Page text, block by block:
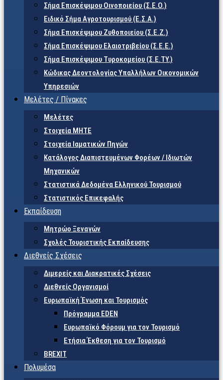
Σήμα Επισκέψιμου Οινοποιείου (Σ.Ε.Ο.)
Ειδικό Σήμα Αγροτουρισμού (Ε.Σ.Α.)
Σήμα Επισκέψιμου Ζυθοποιείου (Σ.Ε.Ζ.)
Σήμα Επισκέψιμου Ελαιοτριβείου (Σ.Ε.Ε.)
Σήμα Επισκέψιμου Τυροκομείου (Σ.Ε.TY.)
Κώδικας Δεοντολογίας Υπαλλήλων Οικονομικών
Υπηρεσιών
Μελέτες / Πίνακες
Μελέτες
Στοιχεία ΜΗΤΕ
Στοιχεία Ιαματικών Πηγών
Κατάλογος Διαπιστευμένων Φορέων / Ιδιωτών
Μηχανικών
Στατιστικά Δεδομένα Ελληνικού Τουρισμού
Στατιστικός Επικεφαλής
Εκπαίδευση
Μητρώο Ξεναγών
Σχολές Τουριστικής Εκπαίδευσης
Διεθνείς Σχέσεις
Διμερείς και Διακρατικές Σχέσεις
Διεθνείς Οργανισμοί
Ευρωπαϊκή Ένωση και Τουρισμός
Πρόγραμμα EDEN
Ευρωπαϊκό Φόρουμ για τον Τουρισμό
Ετήσια Έκθεση για τον Τουρισμό
BREXIT
Πολυμέσα